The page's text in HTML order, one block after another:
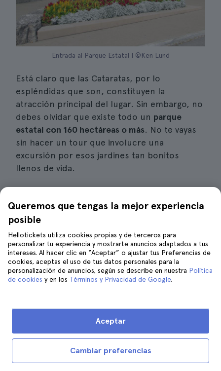
Entrada al Parque Estatal | ©Ken Lund
Está claro que las Cataratas, por lo
espléndidas que son, constituyen la
atracción principal del lugar. Sin embargo, no
debes olvidar que existe todo un parque
estatal con 160 hectáreas o más. No te vayas
sin hacer un tour que involucre una
excursión por esos jardines tan bonitos
llenos de vida.
esta es una oportunidad única. Entra en
contacto con la naturaleza al
tranquilamente por los espectaculares
senderos del parque que diseñó Frederick
Law. Allí también encontrarás sitios que
poseen mucho valor histórico y resultan
interesantes.
Por lo tanto, ir con un guía que vaya
explicando los secretos del parque en tu
idioma es la mejor decisión. De ese modo,te
enterarás de las curiosidades más destacadas
Queremos que tengas la mejor experiencia
posible
Hellotickets utiliza cookies propias y de terceros para
personalizar tu experiencia y mostrarte anuncios adaptados a tus
intereses. Al hacer clic en “Aceptar” o ajustar tus Preferencias de
cookies, aceptas el uso de tus datos personales para la
personalización de anuncios, según se describe en nuestra Política
de cookies y en los Términos y Privacidad de Google.
Cambiar preferencias
Aceptar